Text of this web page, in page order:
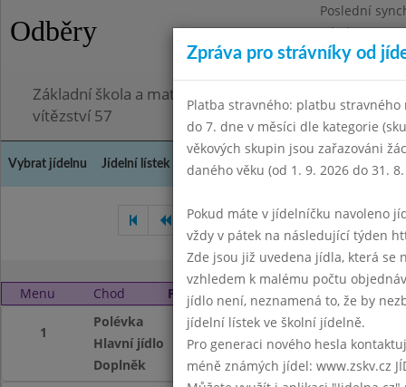
Odběry
Poslední
Pátek
Omezení
Základní škola a mateřská škola Chodov, Praha 4,
vítězství 57
Vybrat jídelnu Jídelní lístek Historie Kontakty a informace
Září 2015 Říjen 2015
Menu Chod Pondělí 2. 11. 2015
1
Polévka
Frankfurtská 1
Hlavní jídlo
Čočka na kyselo,
Doplněk
mléko 7, čaj,
Zpráva pro strávníky od
Platba stravného: platbu stravného
do 7. dne v měsíci dle kategorie
věkových skupin jsou zařazováni
daného věku (od 1. 9. 2026 do 31.
Pokud máte v jídelníčku navoleno
vždy v pátek na následující týden
Zde jsou již uvedena jídla, která se
vzhledem k malému počtu
jídlo není, neznamená to, že by
jídelní lístek ve školní jídelně.
Pro generaci nového hesla
méně známých jídel: www.zskv.cz